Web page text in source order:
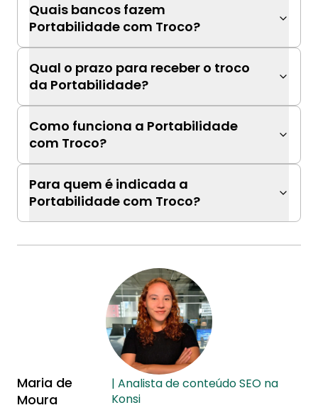
Quais bancos fazem
Portabilidade com Troco?
Qual o prazo para receber o troco
da Portabilidade?
Como funciona a Portabilidade
com Troco?
Para quem é indicada a
Portabilidade com Troco?
Maria de
Moura
| Analista de conteúdo SEO na
Konsi